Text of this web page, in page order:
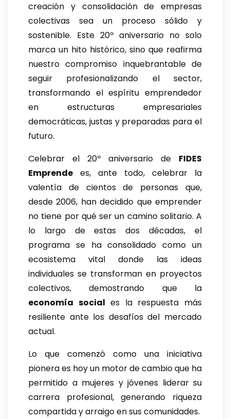
creación y consolidación de empresas
colectivas sea un proceso sólido y
sostenible. Este 20º aniversario no solo
marca un hito histórico, sino que reafirma
nuestro compromiso inquebrantable de
seguir profesionalizando el sector,
transformando el espíritu emprendedor
en estructuras empresariales
democráticas, justas y preparadas para el
futuro.
Celebrar el 20º aniversario de FIDES
Emprende es, ante todo, celebrar la
valentía de cientos de personas que,
desde 2006, han decidido que emprender
no tiene por qué ser un camino solitario. A
lo largo de estas dos décadas, el
programa se ha consolidado como un
ecosistema vital donde las ideas
individuales se transforman en proyectos
colectivos, demostrando que la
economía social es la respuesta más
resiliente ante los desafíos del mercado
actual.
Lo que comenzó como una iniciativa
pionera es hoy un motor de cambio que ha
permitido a mujeres y jóvenes liderar su
carrera profesional, generando riqueza
compartida y arraigo en sus comunidades.